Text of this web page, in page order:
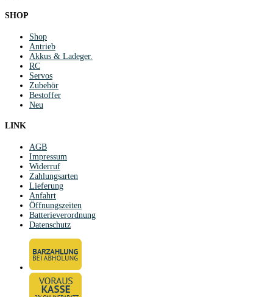
SHOP
Shop
Antrieb
Akkus & Ladeger.
RC
Servos
Zubehör
Bestoffer
Neu
LINK
AGB
Impressum
Widerruf
Zahlungsarten
Lieferung
Anfahrt
Öffnungszeiten
Batterieverordnung
Datenschutz